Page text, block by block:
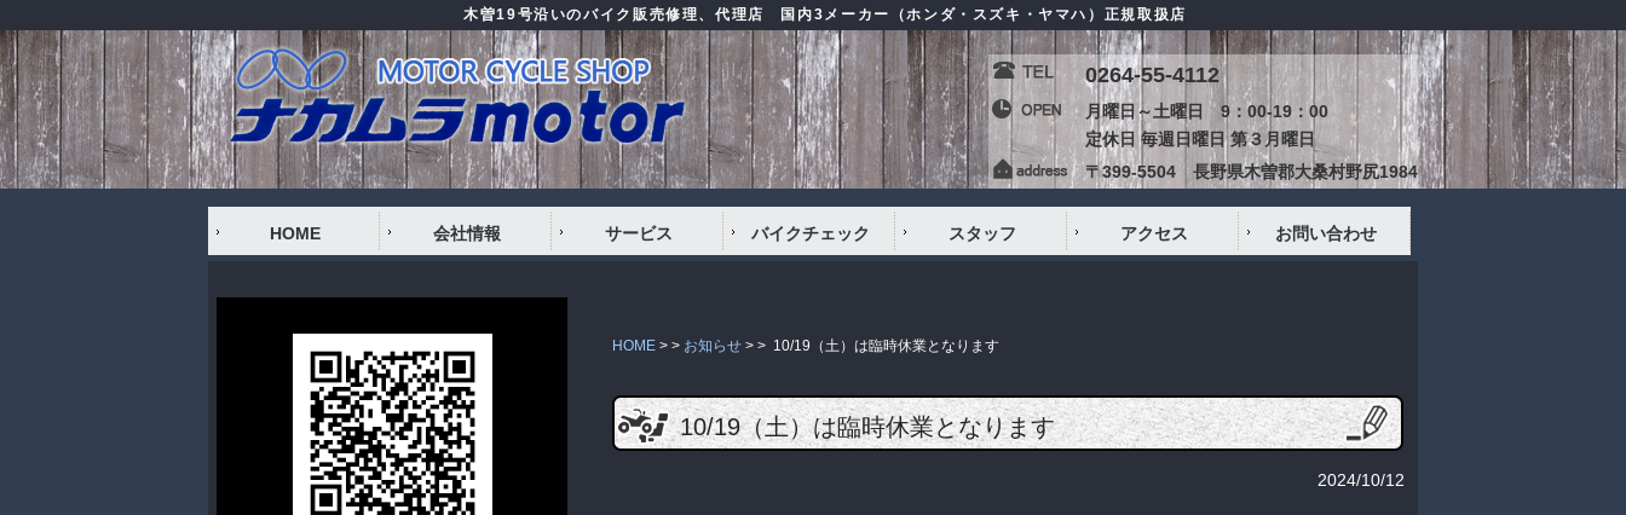
木曽19号沿いのバイク販売修理、代理店 国内3メーカー（ホンダ・スズキ・ヤマハ）正規取扱店
0264-55-4112
月曜日～土曜日 9：00-19：00
定休日 毎週日曜日 第３月曜日
〒399-5504 長野県木曽郡大桑村野尻1984
HOME 会社情報 サービス バイクチェック スタッフ アクセス お問い合わせ
HOME > > お知らせ > > 10/19（土）は臨時休業となります
10/19（土）は臨時休業となります
2024/10/12